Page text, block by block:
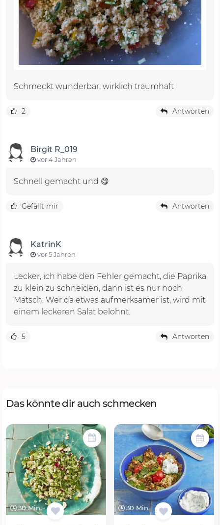
Schmeckt wunderbar, wirklich traumhaft
2 Antworten
Birgit R_019
vor 4 Jahren
Schnell gemacht und 😋
Gefällt mir Antworten
KatrinK
vor 5 Jahren
Lecker, ich habe den Fehler gemacht, die Paprika
zu klein zu schneiden, dann ist es nur noch
Matsch. Wer da etwas aufmerksamer ist, wird mit
einem leckeren Salat belohnt.
5 Antworten
Das könnte dir auch schmecken
30 Min. 30 Min.